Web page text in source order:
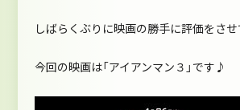
しばらくぶりに映画の勝手に評価をさせ
今回の映画は「アイアンマン３」です♪